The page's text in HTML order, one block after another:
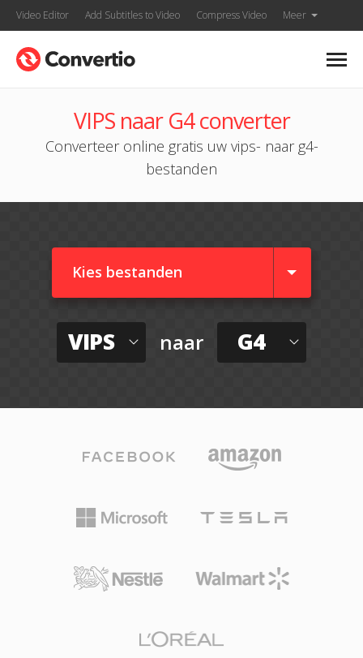
Video Editor Add Subtitles to Video Compress Video Meer
VIPS naar G4 converter
Converteer online gratis uw vips- naar g4-
bestanden
Kies bestanden
VIPS naar G4